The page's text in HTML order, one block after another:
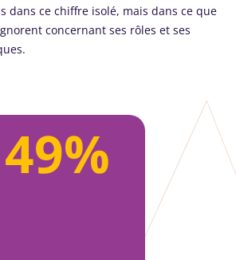
dans ce chiffre isolé, mais dans ce que
concernant ses rôles et ses
49%